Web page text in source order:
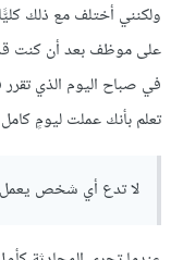
ولكنني أختلف مع ذلك
على موظف بعد أن كنت قد
في صباح اليوم الذي
تعلم بأنك عملت ليومٍ
لا تدع أي شخص يعمل